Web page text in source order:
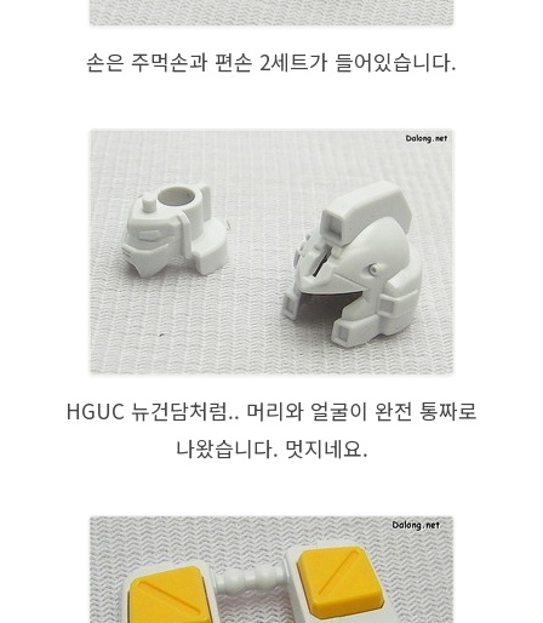
손은 주먹손과 편손 2세트가 들어있습니다.
HGUC 뉴건담처럼.. 머리와 얼굴이 완전 통짜로
나왔습니다. 멋지네요.